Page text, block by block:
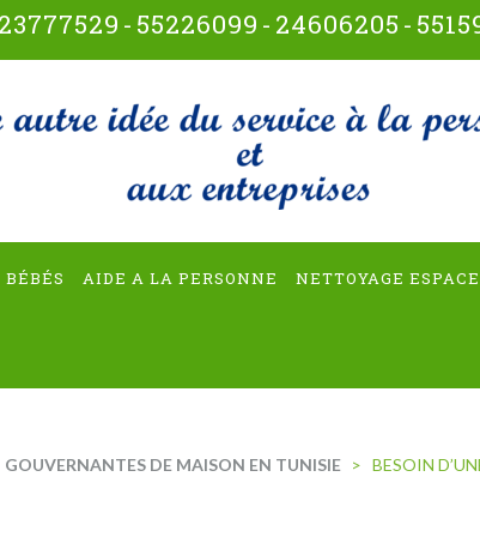
23777529 - 55226099 - 24606205 -
multiservices
BÉBÉS AIDE A LA PERSONNE NETTOYAGE
GOUVERNANTES DE MAISON EN TUNISIE > BESOIN